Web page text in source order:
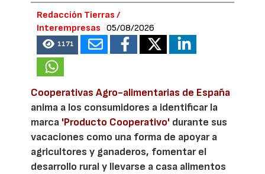
Redacción Tierras /
Interempresas
05/08/2026
1171
Cooperativas Agro-alimentarias de España
anima a los consumidores a identificar la
marca 'Producto Cooperativo' durante sus
vacaciones como una forma de apoyar a
agricultores y ganaderos, fomentar el
desarrollo rural y llevarse a casa alimentos